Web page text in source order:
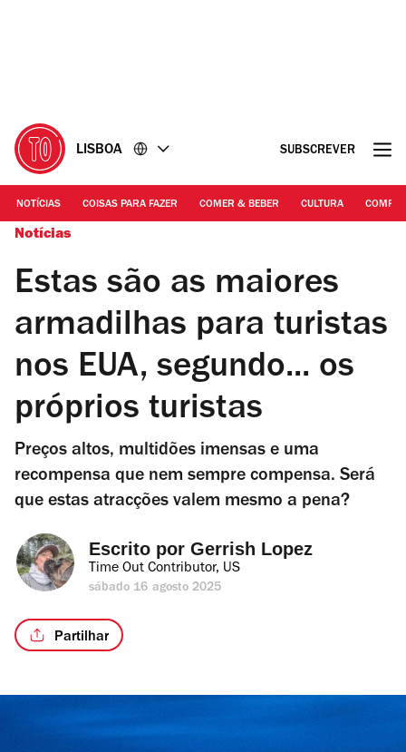
LISBOA SUBSCREVER
NOTÍCIAS COISAS PARA FAZER COMER & BEBER CULTURA
Notícias
Estas são as maiores
armadilhas para turistas
nos EUA, segundo... os
próprios turistas
Preços altos, multidões imensas e uma
recompensa que nem sempre compensa. Será
que estas atracções valem mesmo a pena?
Escrito por Gerrish Lopez
Time Out Contributor, US
sábado 16 agosto 2025
Partilhar